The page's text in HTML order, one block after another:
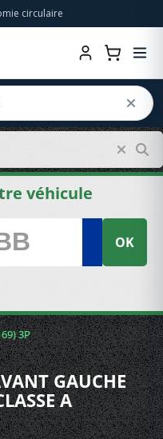
circulaire
véhicule
OK
3P
GAUCHE
A